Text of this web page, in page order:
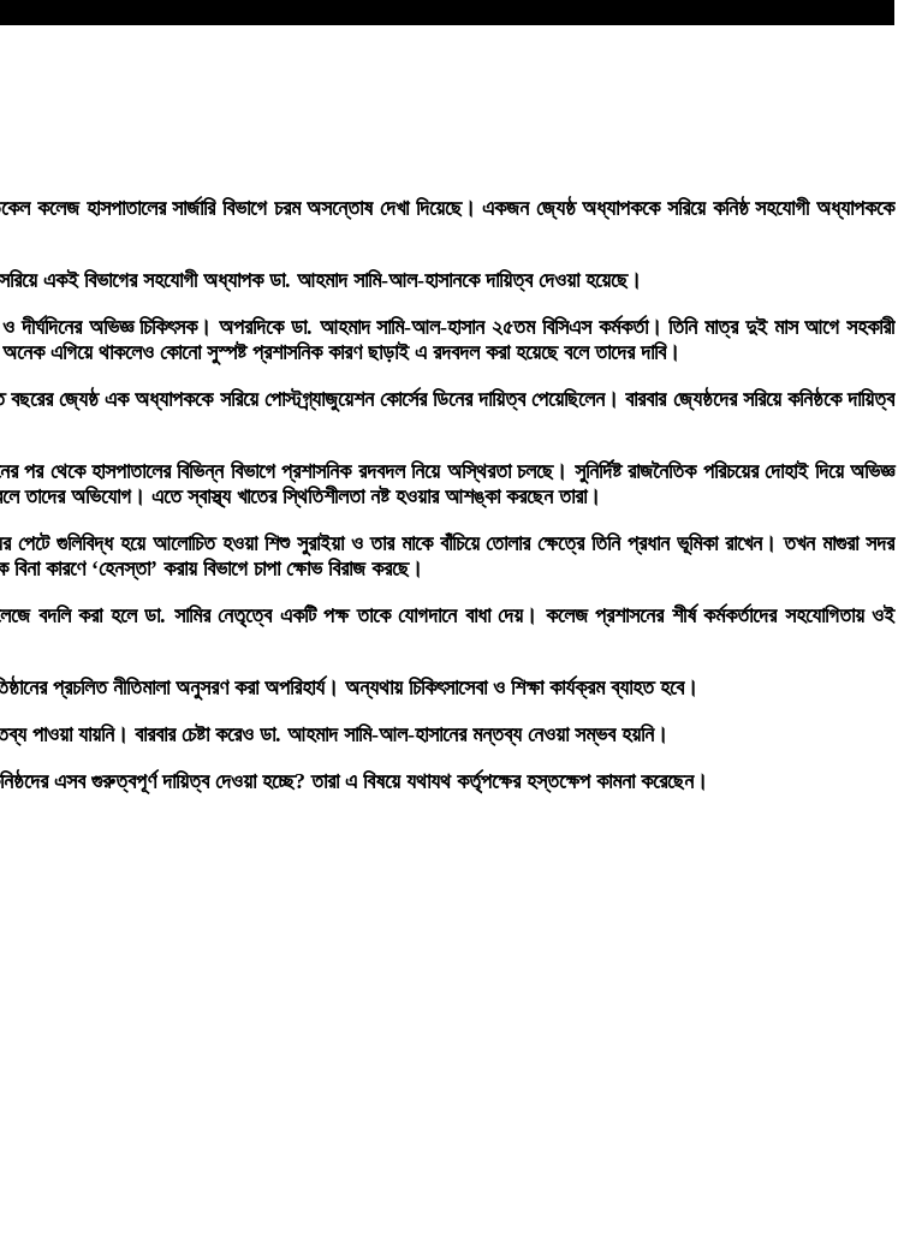
কলেজ হাসপাতালের সার্জারি বিভাগে চরম অসন্তোষ দেখা দিয়েছে। একজন জ্যেষ্ঠ অধ্যাপককে সরিয়ে কনিষ্ঠ সহযোগী অধ্যাপককে
একই বিভাগের সহযোগী অধ্যাপক ডা. আহমাদ সামি-আল-হাসানকে দায়িত্ব দেওয়া হয়েছে।
অভিজ্ঞ চিকিৎসক। অপরদিকে ডা. আহমাদ সামি-আল-হাসান ২৫তম বিসিএস কর্মকর্তা। তিনি মাত্র দুই মাস আগে সহকারী
এগিয়ে থাকলেও কোনো সুস্পষ্ট প্রশাসনিক কারণ ছাড়াই এ রদবদল করা হয়েছে বলে তাদের দাবি।
জ্যেষ্ঠ এক অধ্যাপককে সরিয়ে পোস্টগ্র্যাজুয়েশন কোর্সের ডিনের দায়িত্ব পেয়েছিলেন। বারবার জ্যেষ্ঠদের সরিয়ে কনিষ্ঠকে দায়িত্ব
হাসপাতালের বিভিন্ন বিভাগে প্রশাসনিক রদবদল নিয়ে অস্থিরতা চলছে। সুনির্দিষ্ট রাজনৈতিক পরিচয়ের দোহাই দিয়ে অভিজ্ঞ
তাদের অভিযোগ। এতে স্বাস্থ্য খাতের স্থিতিশীলতা নষ্ট হওয়ার আশঙ্কা করছেন তারা।
গুলিবিদ্ধ হয়ে আলোচিত হওয়া শিশু সুরাইয়া ও তার মাকে বাঁচিয়ে তোলার ক্ষেত্রে তিনি প্রধান ভূমিকা রাখেন। তখন মাগুরা সদর
কারণে ‘হেনস্তা’ করায় বিভাগে চাপা ক্ষোভ বিরাজ করছে।
করা হলে ডা. সামির নেতৃত্বে একটি পক্ষ তাকে যোগদানে বাধা দেয়। কলেজ প্রশাসনের শীর্ষ কর্মকর্তাদের সহযোগিতায় ওই
প্রচলিত নীতিমালা অনুসরণ করা অপরিহার্য। অন্যথায় চিকিৎসাসেবা ও শিক্ষা কার্যক্রম ব্যাহত হবে।
পাওয়া যায়নি। বারবার চেষ্টা করেও ডা. আহমাদ সামি-আল-হাসানের মন্তব্য নেওয়া সম্ভব হয়নি।
এসব গুরুত্বপূর্ণ দায়িত্ব দেওয়া হচ্ছে? তারা এ বিষয়ে যথাযথ কর্তৃপক্ষের হস্তক্ষেপ কামনা করেছেন।